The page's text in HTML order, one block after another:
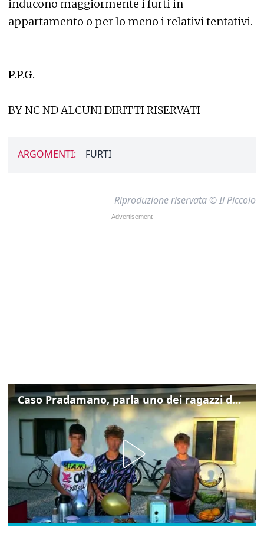
inducono maggiormente i furti in
appartamento o per lo meno i relativi tentativi.
—
P.P.G.
BY NC ND ALCUNI DIRITTI RISERVATI
ARGOMENTI: FURTI
Riproduzione riservata © Il Piccolo
Caso Pradamano, parla uno dei ragazzi denunciati per la limonata: "Volevo anche aiutare i miei"